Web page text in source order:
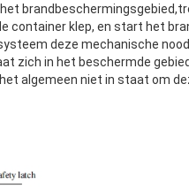
container klep, en start het
deze mechanische
zich in het beschermde
algemeen niet in staat om